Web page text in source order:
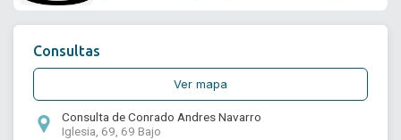
Consultas
Ver mapa
Consulta de Conrado Andres Navarro
Iglesia, 69, 69 Bajo